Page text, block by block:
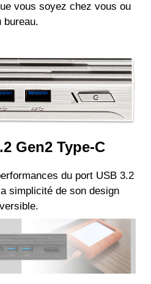
vous soyez chez vous ou
bureau.
Gen2 Type-C
du port USB 3.2
simplicité de son design